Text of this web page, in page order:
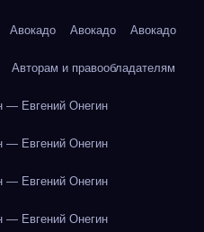
Авокадо Авокадо Авокадо
Авторам и правообладателям
— Евгений Онегин
— Евгений Онегин
— Евгений Онегин
— Евгений Онегин